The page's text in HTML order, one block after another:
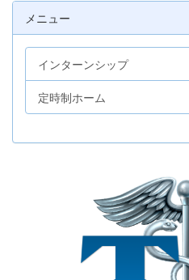
メニュー
インターンシップ
定時制ホーム